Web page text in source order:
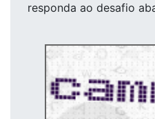
responda ao desafio